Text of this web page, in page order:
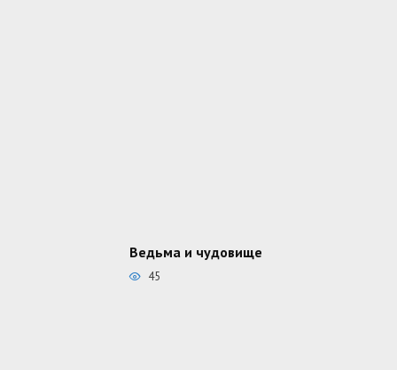
Ведьма и чудовище
45